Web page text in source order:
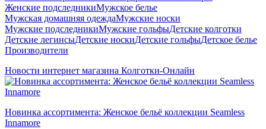
Женские подследникиМужское белье
Мужская домашняя одеждаМужские носки
Мужские подследникиМужские гольфыДетские колготки
Детские легинсыДетские носкиДетские гольфыДетское белье
Производители
Новости интернет магазина Колготки-Онлайн
Новинка ассортимента: Женское бельё коллекции Seamless
Innamore